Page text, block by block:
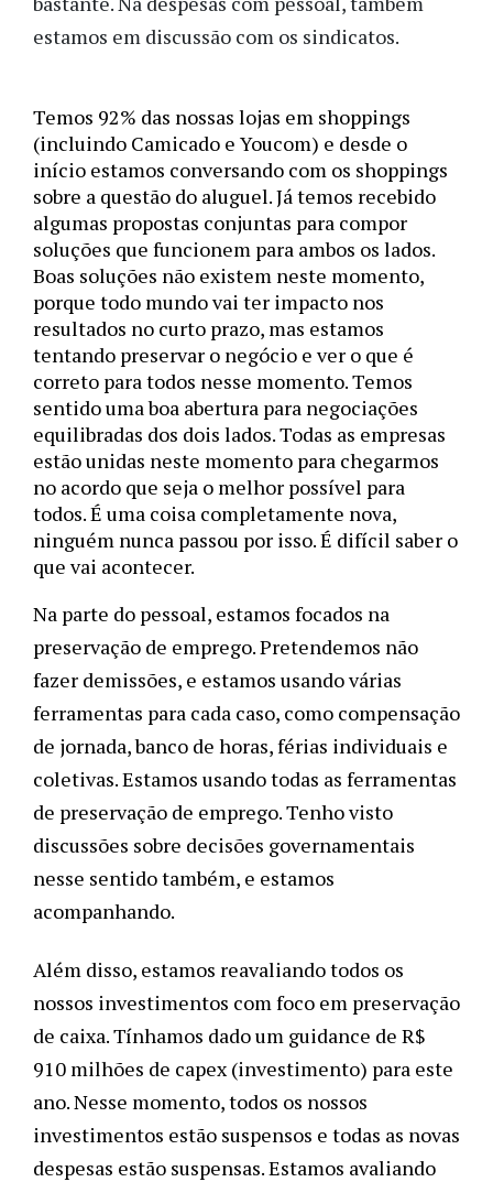
estamos em discussão com os sindicatos.
Temos 92% das nossas lojas em shoppings
(incluindo Camicado e Youcom) e desde o
início estamos conversando com os shoppings
sobre a questão do aluguel. Já temos recebido
algumas propostas conjuntas para compor
soluções que funcionem para ambos os lados.
Boas soluções não existem neste momento,
porque todo mundo vai ter impacto nos
resultados no curto prazo, mas estamos
tentando preservar o negócio e ver o que é
correto para todos nesse momento. Temos
sentido uma boa abertura para negociações
equilibradas dos dois lados. Todas as empresas
estão unidas neste momento para chegarmos
no acordo que seja o melhor possível para
todos. É uma coisa completamente nova,
ninguém nunca passou por isso. É difícil saber o
que vai acontecer.
Na parte do pessoal, estamos focados na
preservação de emprego. Pretendemos não
fazer demissões, e estamos usando várias
ferramentas para cada caso, como compensação
de jornada, banco de horas, férias individuais e
coletivas. Estamos usando todas as ferramentas
de preservação de emprego. Tenho visto
discussões sobre decisões governamentais
nesse sentido também, e estamos
acompanhando.
Além disso, estamos reavaliando todos os
nossos investimentos com foco em preservação
de caixa. Tínhamos dado um guidance de R$
910 milhões de capex (investimento) para este
ano. Nesse momento, todos os nossos
investimentos estão suspensos e todas as novas
despesas estão suspensas. Estamos avaliando